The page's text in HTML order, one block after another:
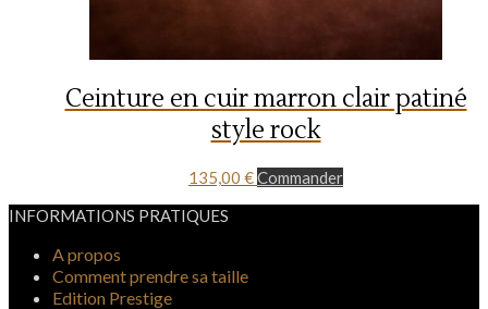
Ceinture en cuir marron clair patiné
style rock
135,00 €Commander
INFORMATIONS PRATIQUES
A propos
Comment prendre sa taille
Edition Prestige